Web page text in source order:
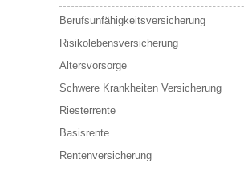
Berufs­unfähigkeitsversicherung
Risikolebensversicherung
Altersvorsorge
Schwere Krankheiten Versicherung
Riesterrente
Basisrente
Rentenversicherung